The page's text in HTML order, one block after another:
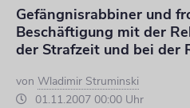
Gefängnisrabbiner und
Beschäftigung mit der
der Strafzeit und bei der
von Wladimir Struminski
01.11.2007 00:00 Uhr